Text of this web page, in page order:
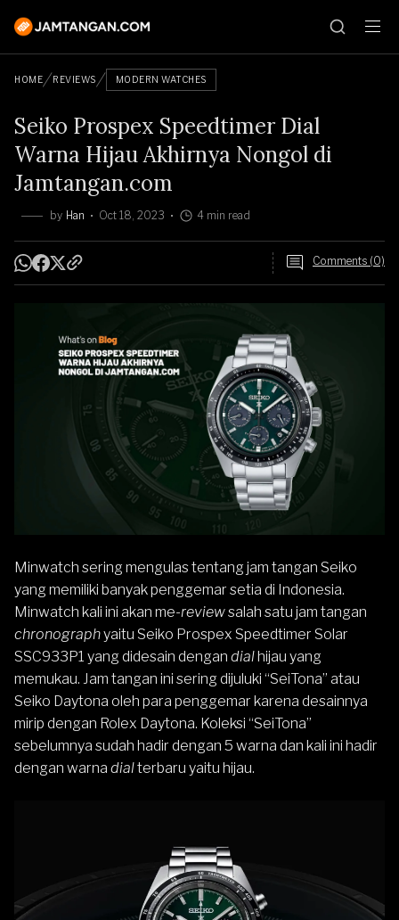
HOME REVIEWS MODERN WATCHES
Seiko Prospex Speedtimer Dial
Warna Hijau Akhirnya Nongol di
Jamtangan.com
by Han Oct 18, 2023 4 min read
Comments (0)
Minwatch sering mengulas tentang jam tangan Seiko
yang memiliki banyak penggemar setia di Indonesia.
Minwatch kali ini akan me-reviewsalah satu jam tangan
chronographyaitu Seiko Prospex Speedtimer Solar
SSC933P1 yang didesain dengan dialhijau yang
memukau. Jam tangan ini sering dijuluki “SeiTona” atau
Seiko Daytona oleh para penggemar karena desainnya
mirip dengan Rolex Daytona. Koleksi “SeiTona”
sebelumnya sudah hadir dengan 5 warna dan kali ini hadir
dengan warna dialterbaru yaitu hijau.